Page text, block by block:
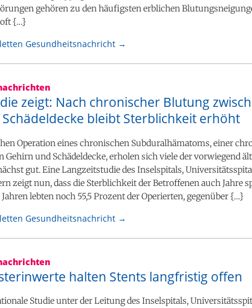
gehören zu den häufigsten erblichen
{…}
Gesundheitsnachricht →
zeigt: Nach chronischer Blutung
bleibt Sterblichkeit erhöht
Operation eines chronischen Subduralhämatoms, einer
und Schädeldecke, erholen sich viele der vorwiegend
gut. Eine Langzeitstudie des Inselspitals,
zeigt nun, dass die Sterblichkeit der Betroffenen auch Jahre
lebten noch 55,5 Prozent der Operierten, gegenüber {…}
Gesundheitsnachricht →
halten Stents langfristig offen
Studie unter der Leitung des Inselspitals,